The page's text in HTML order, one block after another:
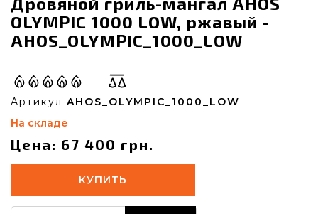
OLYMPIC 1000 LOW, ржавый -
AHOS_OLYMPIC_1000_LOW
Артикул AHOS_OLYMPIC_1000_LOW
На складе
Цена: 67 400 грн.
КУПИТЬ